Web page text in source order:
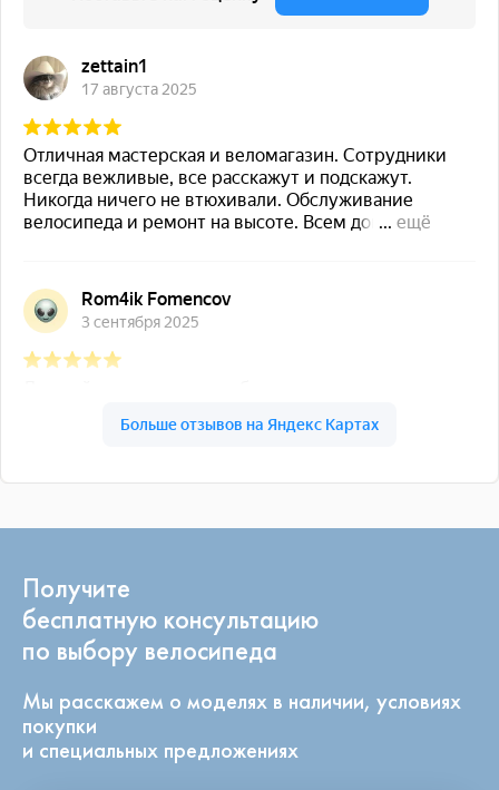
Получите
бесплатную консультацию
по выбору велосипеда
Мы расскажем о моделях в наличии, условиях
покупки
и специальных предложениях